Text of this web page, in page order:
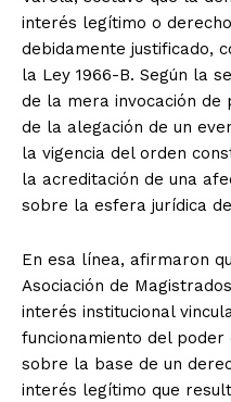
interés legítimo o
debidamente justificado,
la Ley 1966-B. Según la
de la mera invocación de
de la alegación de un
la vigencia del orden
la acreditación de una
sobre la esfera jurídica
En esa línea, afirmaron
Asociación de
interés institucional
funcionamiento del poder
sobre la base de un
interés legítimo que